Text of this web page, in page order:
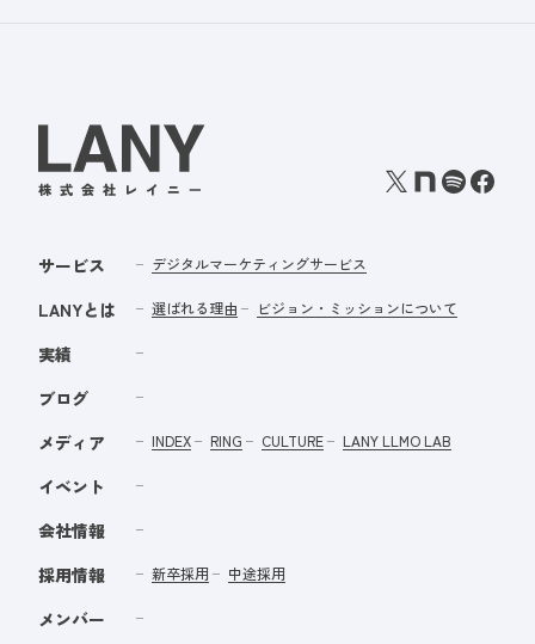
サービス デジタルマーケティングサービス
LANYとは 選ばれる理由 ビジョン・ミッションについて
実績
ブログ
メディア
INDEX RING CULTURE LANY LLMO LAB
イベント
会社情報
採用情報
新卒採用 中途採用
メンバー